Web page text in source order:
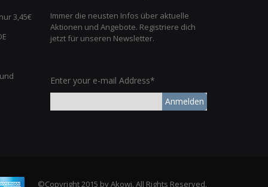
3,45€
Immer die neusten Infos über aktuelle
Aktionen und Angebote. Registriere dich
jetzt für unseren Newsletter.
Enter your e-mail Address*
Anmelden
©Copyright 2015 by Akowi. All Rights Reserved.